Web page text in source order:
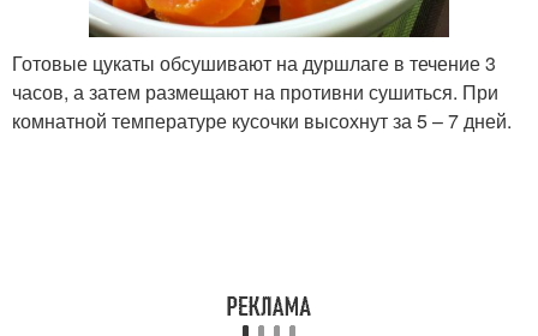
Готовые цукаты обсушивают на дуршлаге в течение 3
часов, а затем размещают на противни сушиться. При
комнатной температуре кусочки высохнут за 5 – 7 дней.